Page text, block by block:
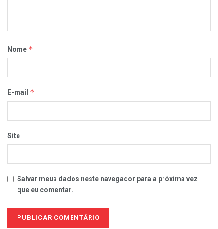
Nome *
E-mail *
Site
Salvar meus dados neste navegador para a próxima vez
que eu comentar.